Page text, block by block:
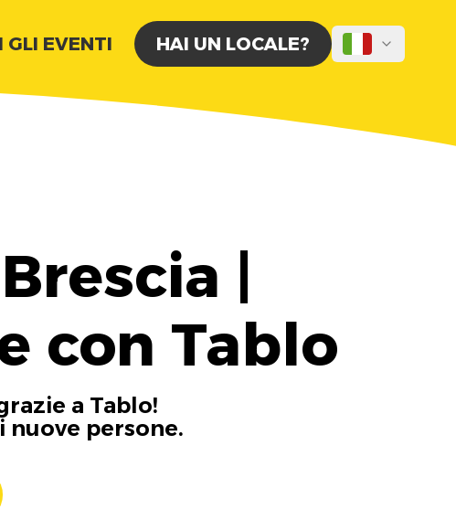
GLI EVENTI HAI UN LOCALE?
|
con Tablo
a Tablo!
persone.